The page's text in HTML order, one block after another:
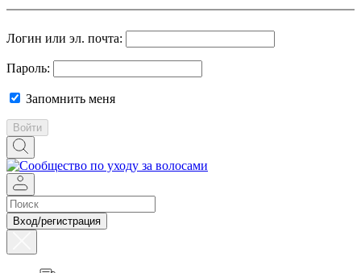
Логин или эл. почта:
Пароль:
Запомнить меня
Войти
Вход/регистрация